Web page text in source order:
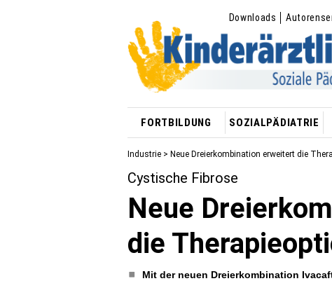
Downloads
FORTBILDUNG SOZIALPÄDIATRIE
Industrie > Neue Dreierkombination erweitert die
Cystische Fibrose
Neue
die
Mit der neuen Dreierkombination